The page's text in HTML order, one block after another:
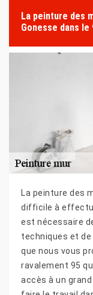
La peinture des
Gonesse dans le
La peinture des
difficile à
est nécessaire
techniques et
que nous vous
ravalement 95
accès à un